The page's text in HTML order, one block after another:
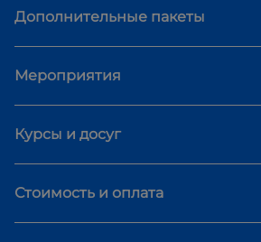
Дополнительные пакеты
Мероприятия
Курсы и досуг
Стоимость и оплата